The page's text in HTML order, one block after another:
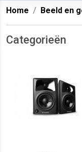
Home Beeld en
Categorieën